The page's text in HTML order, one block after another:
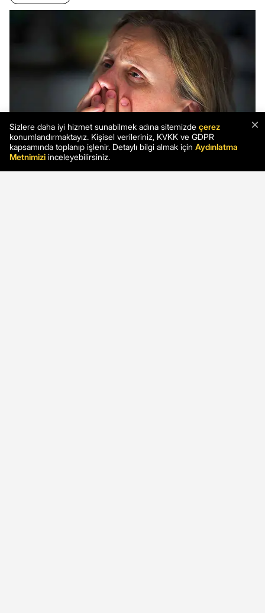
×
Sizlere daha iyi hizmet sunabilmek adına sitemizde çerez
konumlandırmaktayız. Kişisel verileriniz, KVKK ve GDPR
kapsamında toplanıp işlenir. Detaylı bilgi almak için Aydınlatma
Metnimizi inceleyebilirsiniz.